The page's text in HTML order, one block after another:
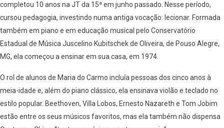
completou 10 anos na JT da 15ª em junho passado. Nesse período,
cursou pedagogia, investindo numa antiga vocação: lecionar. Formada
também em piano e em educação musical pelo Conservatório
Estadual de Música Juscelino Kubitschek de Oliveira, de Pouso Alegre,
MG, ela começou a ensinar em sua casa, em 1974.
O rol de alunos de Maria do Carmo incluía pessoas dos cinco anos à
meia-idade e, além do piano clássico, ela ensinava violão e teclado no
estilo popular. Beethoven, Villa Lobos, Ernesto Nazareth e Tom Jobim
estão entre os seus músicos favoritos, mas ela também não dispensa